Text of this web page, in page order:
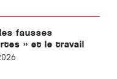
fausses
» et le travail
au cours des